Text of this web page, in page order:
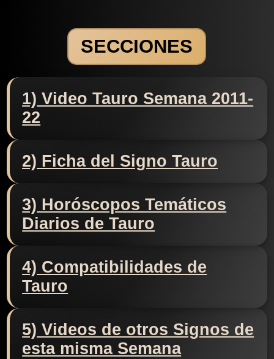
SECCIONES
1) Video Tauro Semana 2011-
22
2) Ficha del Signo Tauro
3) Horóscopos Temáticos
Diarios de Tauro
4) Compatibilidades de
Tauro
5) Videos de otros Signos de
esta misma Semana